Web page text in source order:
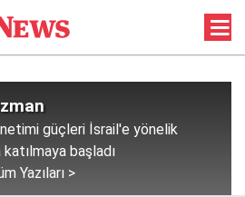
güçleri İsrail'e yönelik
katılmaya başladı
Yazıları >